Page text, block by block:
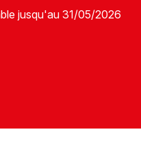
jusqu'au 31/05/2026